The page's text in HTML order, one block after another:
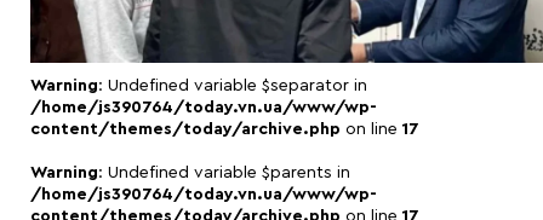
Warning: Undefined variable $separator in
/home/js390764/today.vn.ua/www/wp-
content/themes/today/archive.php on line 17
Warning: Undefined variable $parents in
/home/js390764/today.vn.ua/www/wp-
content/themes/today/archive.php on line 17